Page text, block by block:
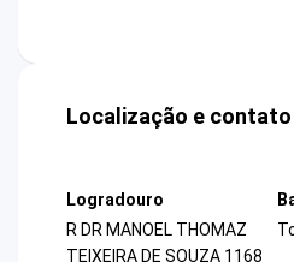
Localização e
Logradouro
R DR MANOEL THOMAZ
TEIXEIRA DE SOUZA 1168